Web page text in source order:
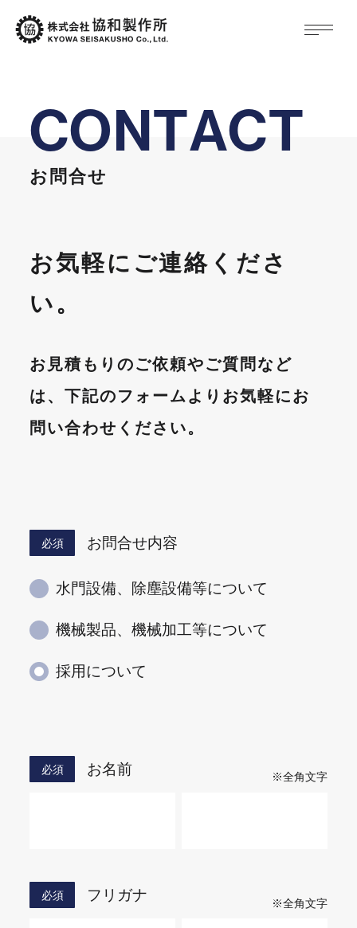
CONTACT
お問合せ
お気軽にご連絡くださ
い。
お見積もりのご依頼やご質問など
は、下記のフォームよりお気軽にお
問い合わせください。
必須 お問合せ内容
水門設備、除塵設備等について
機械製品、機械加工等について
採用について
必須 お名前 ※全角文字
必須 フリガナ ※全角文字